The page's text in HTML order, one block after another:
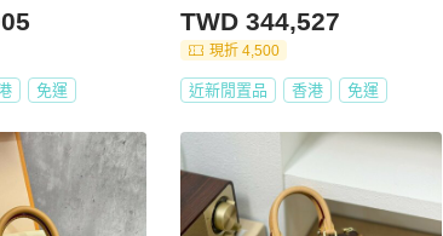
免運
TWD 344,527
現折 4,500
近新閒置品 香港 免運